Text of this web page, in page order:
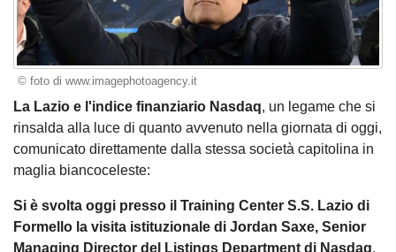
© foto di www.imagephotoagency.it
La Lazio e l'indice finanziario Nasdaq, un legame che si
rinsalda alla luce di quanto avvenuto nella giornata di oggi,
comunicato direttamente dalla stessa società capitolina in
maglia biancoceleste:
Si è svolta oggi presso il Training Center S.S. Lazio di
Formello la visita istituzionale di Jordan Saxe, Senior
Managing Director del Listings Department di Nasdaq,